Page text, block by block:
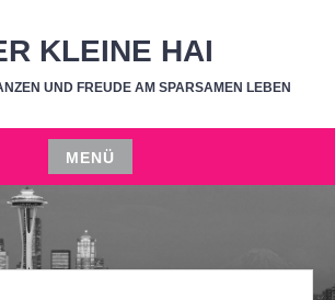
KLEINE HAI
UND FREUDE AM SPARSAMEN LEBEN
MENÜ